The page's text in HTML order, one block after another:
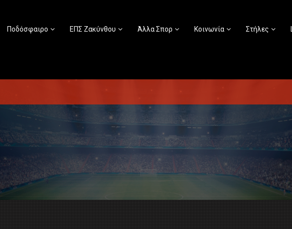
Ποδόσφαιρο ΕΠΣ Ζακύνθου Άλλα Σπορ Κοινωνία Στήλες